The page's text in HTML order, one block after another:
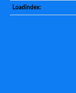
Loadindex: